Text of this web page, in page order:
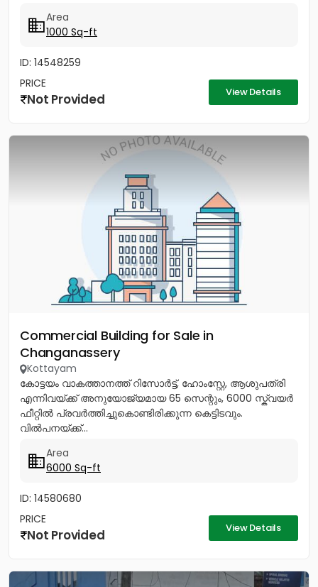
Area
1000 Sq-ft
ID: 14548259
PRICE
Not Provided View Details
Commercial Building for Sale in
Changanassery
Kottayam
കോട്ടയം വാകത്താനത്ത് റിസോർട്ട്, ഹോംസ്റ്റേ, ആശുപത്രി
എന്നിവയ്ക്ക് അനുയോജ്യമായ 65 സെന്റും, 6000 സ്ക്വയർ
ഫീറ്റിൽ പ്രവർത്തിച്ചുകൊണ്ടിരിക്കുന്ന കെട്ടിടവും.
വിൽപനയ്ക്ക്...
Area
6000 Sq-ft
ID: 14580680
PRICE
Not Provided View Details